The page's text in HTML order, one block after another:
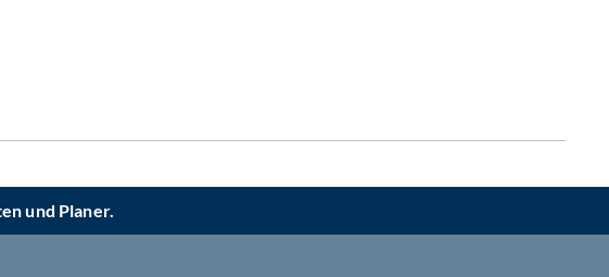
und Planer.